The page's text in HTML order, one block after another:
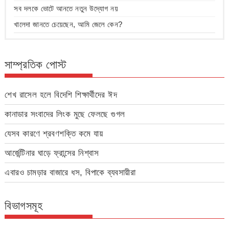
সব দলকে ভোটে আনতে নতুন উদ্যোগ নয়
খালেদা জানতে চেয়েছেন, আমি জেলে কেন?
সাম্প্রতিক পোস্ট
শেখ রাসেল হলে বিদেশি শিক্ষার্থীদের ঈদ
কানাডার সংবাদের লিংক মুছে ফেলছে গুগল
যেসব কারণে শ্রবণশক্তি কমে যায়
আর্জেন্টিনার ঘাড়ে ফ্রান্সের নিশ্বাস
এবারও চামড়ার বাজারে ধস, বিপাকে ব্যবসায়ীরা
বিভাগসমূহ